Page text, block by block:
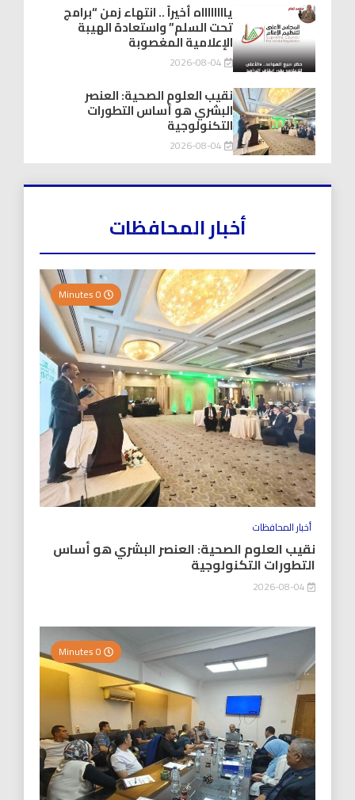
يااااااااه أخيراً .. انتهاء زمن “برامج
تحت السلم” واستعادة الهيبة
الإعلامية المغصوبة
2026-08-04
نقيب العلوم الصحية: العنصر
البشري هو أساس التطورات
التكنولوجية
2026-08-04
أخبار المحافظات
أخبار المحافظات
نقيب العلوم الصحية: العنصر البشري هو أساس
التطورات التكنولوجية